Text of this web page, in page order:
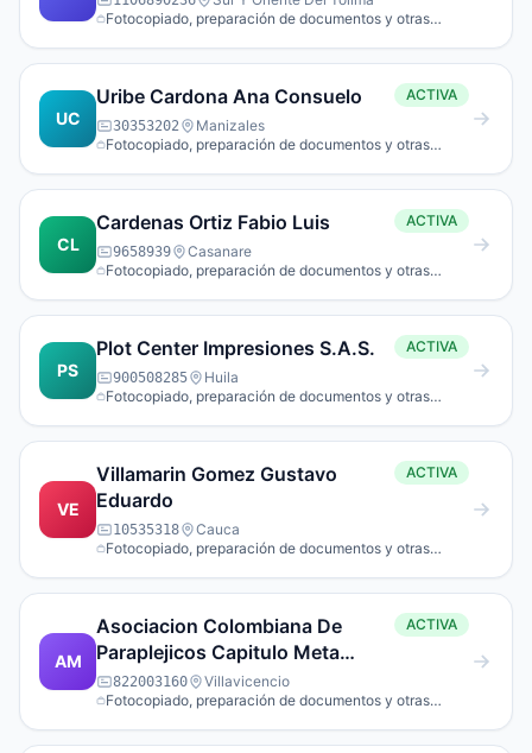
Fotocopiado, preparación de documentos y otras
UC
Uribe Cardona Ana Consuelo ACTIVA
30353202
Manizales
Fotocopiado, preparación de documentos y otras
CL
Cardenas Ortiz Fabio Luis ACTIVA
9658939
Casanare
Fotocopiado, preparación de documentos y otras
PS
Plot Center Impresiones S.A.S. ACTIVA
900508285
Huila
Fotocopiado, preparación de documentos y otras
VE
Villamarin Gomez Gustavo
Eduardo
ACTIVA
10535318
Cauca
Fotocopiado, preparación de documentos y otras
AM
Asociacion Colombiana De
Paraplejicos Capitulo Meta
Ascopar Meta
ACTIVA
822003160
Villavicencio
Fotocopiado, preparación de documentos y otras